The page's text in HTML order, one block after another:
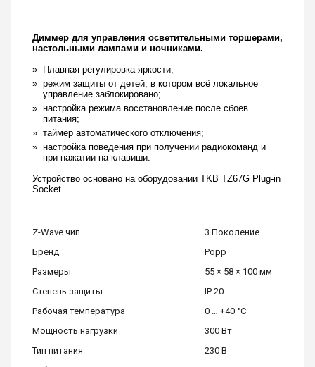
Диммер для управления осветительными торшерами,
настольными лампами и ночниками.
Плавная регулировка яркости;
режим защиты от детей, в котором всё локальное
управление заблокировано;
настройка режима восстановление после сбоев
питания;
таймер автоматического отключения;
настройка поведения при получении радиокоманд и
при нажатии на клавиши.
Устройство основано на оборудовании TKB TZ67G Plug-in
Socket.
Z-Wave чип
3 Поколение
Бренд
Popp
Размеры
55 × 58 × 100 мм
Степень защиты
IP 20
Рабочая температура
0 … +40 °C
Мощность нагрузки
300 Вт
Тип питания
230 В